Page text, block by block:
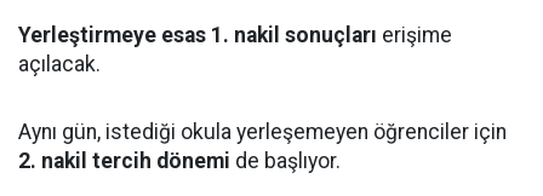
Yerleştirmeye esas 1. nakil sonuçları erişime
açılacak.
Aynı gün, istediği okula yerleşemeyen öğrenciler için
2. nakil tercih dönemi de başlıyor.